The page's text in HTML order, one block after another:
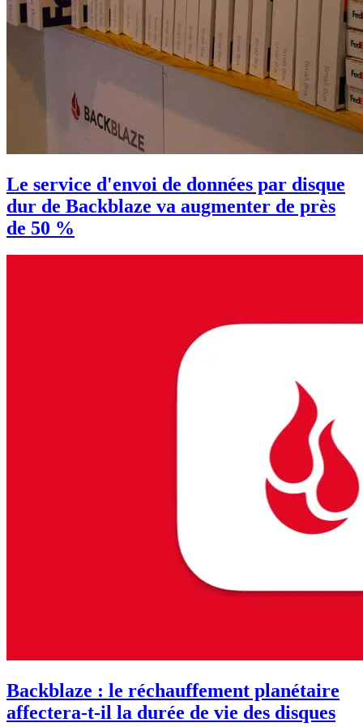
Le service d'envoi de données par disque
dur de Backblaze va augmenter de près
de 50 %
Backblaze : le réchauffement planétaire
affectera-t-il la durée de vie des disques